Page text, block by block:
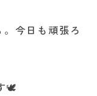
。今日も頑張ろ
🕊️